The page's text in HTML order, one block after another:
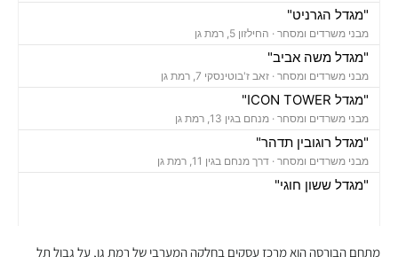
"מגדל הגרניט"
מבני משרדים ומסחר · החילזון 5, רמת גן
"מגדל משה אביב"
מבני משרדים ומסחר · זאב ז'בוטינסקי 7, רמת גן
"מגדל ICON TOWER"
מבני משרדים ומסחר · מנחם בגין 13, רמת גן
"מגדל רוגובין תדהר"
מבני משרדים ומסחר · דרך מנחם בגין 11, רמת גן
"מגדל ששון חוגי"
מתחם הבורסה הוא מרכז עסקים בחלקה המערבי של רמת גן, על גבול תל